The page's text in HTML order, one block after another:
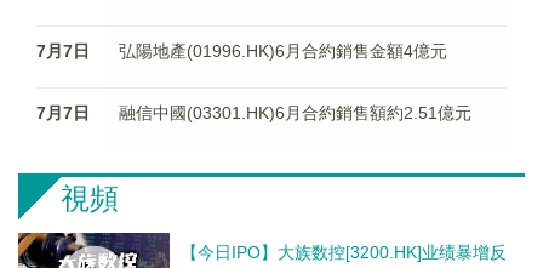
7月7日 弘陽地產(01996.HK)6月合約銷售金額4億元
7月7日 融信中國(03301.HK)6月合約銷售額約2.51億元
視頻
【今日IPO】大族数控[3200.HK]业绩暴增反